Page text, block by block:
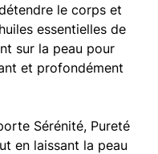
le corps et
essentielles de
sur la peau pour
et profondément
Sérénité, Pureté
en laissant la peau